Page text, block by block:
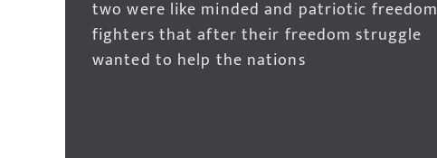
two were like minded and patriotic freedom
fighters that after their freedom struggle
wanted to help the nations